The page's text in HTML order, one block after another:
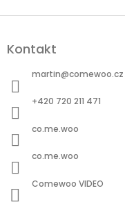
Z
pKontakt
martin@comewoo.cz
+420 720 211 471
co.me.woo
co.me.woo
Comewoo VIDEO